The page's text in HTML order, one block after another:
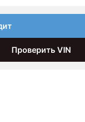
Проверить VIN